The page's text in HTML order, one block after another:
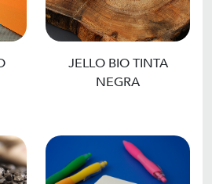
JELLO BIO TINTA
NEGRA